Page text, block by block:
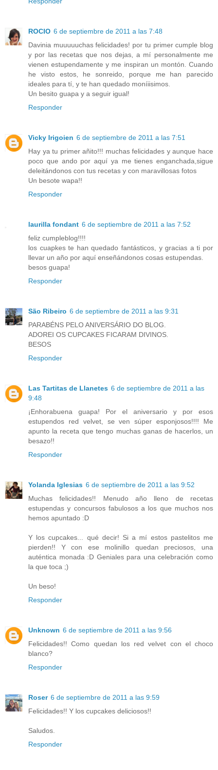
ROCIO 6 de septiembre de 2011 a las 7:48
Davinia muuuuuchas felicidades! por tu primer cumple blog
y por las recetas que nos dejas, a mí personalmente me
vienen estupendamente y me inspiran un montón. Cuando
he visto estos, he sonreido, porque me han parecido
ideales para tí, y te han quedado moníiisimos.
Un besito guapa y a seguir igual!
Responder
Vicky Irigoien 6 de septiembre de 2011 a las 7:51
Hay ya tu primer añito!!! muchas felicidades y aunque hace
poco que ando por aquí ya me tienes enganchada,sigue
deleitándonos con tus recetas y con maravillosas fotos
Un besote wapa!!
Responder
laurilla fondant 6 de septiembre de 2011 a las 7:52
feliz cumpleblog!!!!
los cuapkes te han quedado fantásticos, y gracias a ti por
llevar un año por aquí enseñándonos cosas estupendas.
besos guapa!
Responder
São Ribeiro 6 de septiembre de 2011 a las 9:31
PARABÉNS PELO ANIVERSÁRIO DO BLOG.
ADOREI OS CUPCAKES FICARAM DIVINOS.
BESOS
Responder
Las Tartitas de Llanetes 6 de septiembre de 2011 a las
9:48
¡Enhorabuena guapa! Por el aniversario y por esos
estupendos red velvet, se ven súper esponjosos!!!! Me
apunto la receta que tengo muchas ganas de hacerlos, un
besazo!!
Responder
Yolanda Iglesias 6 de septiembre de 2011 a las 9:52
Muchas felicidades!! Menudo año lleno de recetas
estupendas y concursos fabulosos a los que muchos nos
hemos apuntado :D
Y los cupcakes... qué decir! Si a mí estos pastelitos me
pierden!! Y con ese molinillo quedan preciosos, una
auténtica monada :D Geniales para una celebración como
la que toca ;)
Un beso!
Responder
Unknown 6 de septiembre de 2011 a las 9:56
Felicidades!! Como quedan los red velvet con el choco
blanco?
Responder
Roser 6 de septiembre de 2011 a las 9:59
Felicidades!! Y los cupcakes deliciosos!!
Saludos.
Responder